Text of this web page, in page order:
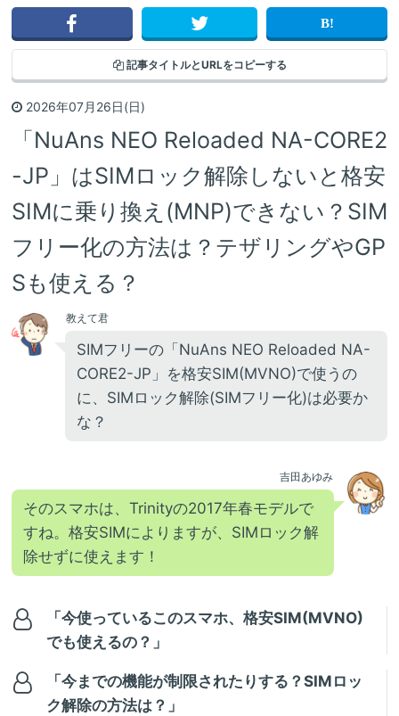
記事タイトルとURLをコピーする
2026年07月26日(日)
「NuAns NEO Reloaded NA-CORE2
-JP」はSIMロック解除しないと格安
SIMに乗り換え(MNP)できない？SIM
フリー化の方法は？テザリングやGP
Sも使える？
教えて君
SIMフリーの「NuAns NEO Reloaded NA-
CORE2-JP」を格安SIM(MVNO)で使うの
に、SIMロック解除(SIMフリー化)は必要か
な？
吉田あゆみ
そのスマホは、Trinityの2017年春モデルで
すね。格安SIMによりますが、SIMロック解
除せずに使えます！
「今使っているこのスマホ、格安SIM(MVNO)
でも使えるの？」
「今までの機能が制限されたりする？SIMロッ
ク解除の方法は？」